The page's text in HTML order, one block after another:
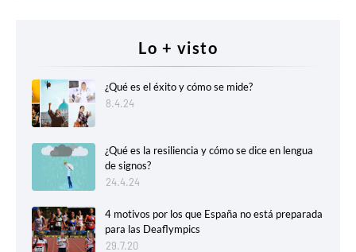
Lo + visto
¿Qué es el éxito y cómo se mide?
8.4.24
¿Qué es la resiliencia y cómo se dice en lengua
de signos?
24.4.24
4 motivos por los que España no está preparada
para las Deaflympics
29.7.20